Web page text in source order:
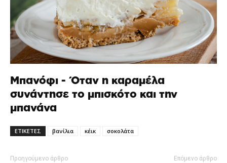
Μπανόφι - Όταν η καραμέλα
συνάντησε το μπισκότο και την
μπανάνα
ΕΤΙΚΕΤΕΣ βανίλια κέικ σοκολάτα
Προηγούμενο άρθρο Επόμενο άρθρο